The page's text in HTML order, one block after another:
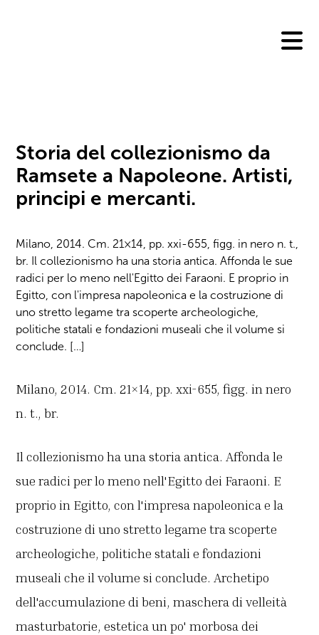
Storia del collezionismo da
Ramsete a Napoleone. Artisti,
principi e mercanti.
Milano, 2014. Cm. 21×14, pp. xxi-655, figg. in nero n. t.,
br. Il collezionismo ha una storia antica. Affonda le sue
radici per lo meno nell'Egitto dei Faraoni. E proprio in
Egitto, con l'impresa napoleonica e la costruzione di
uno stretto legame tra scoperte archeologiche,
politiche statali e fondazioni museali che il volume si
conclude. […]
Milano, 2014. Cm. 21×14, pp. xxi-655, figg. in nero
n. t., br.
Il collezionismo ha una storia antica. Affonda le
sue radici per lo meno nell'Egitto dei Faraoni. E
proprio in Egitto, con l'impresa napoleonica e la
costruzione di uno stretto legame tra scoperte
archeologiche, politiche statali e fondazioni
museali che il volume si conclude. Archetipo
dell'accumulazione di beni, maschera di velleità
masturbatorie, estetica un po' morbosa dei